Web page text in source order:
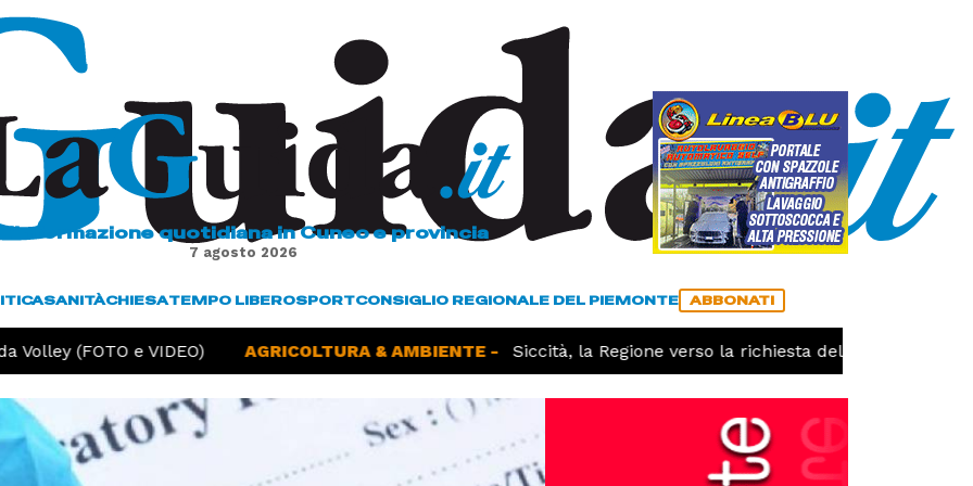
L'informazione quotidiana in Cuneo e provincia
7 agosto 2026
SANITÀCHIESATEMPO LIBEROSPORTCONSIGLIO REGIONALE DEL PIEMONTE ABBONATI
(FOTO e VIDEO) AGRICOLTURA & AMBIENTE - Siccità, la Regione verso la richiesta dello stato di